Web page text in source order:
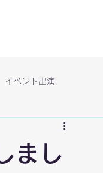
イベント出演
まし